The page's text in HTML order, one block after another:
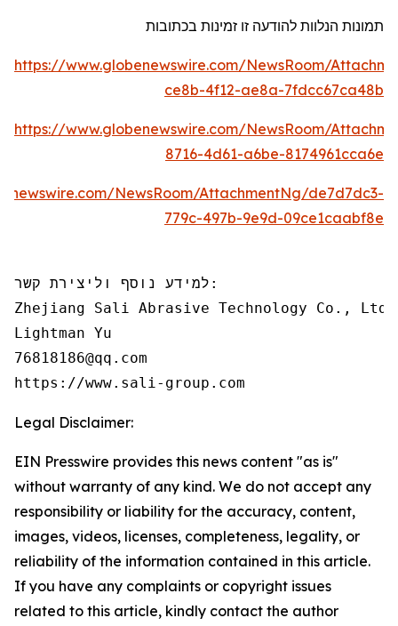
תמונות הנלוות להודעה זו זמינות בכתובות
https://www.globenewswire.com/NewsRoom/
ce8b-4f12-ae8a-7fdcc67ca48b
https://www.globenewswire.com/NewsRoom/
8716-4d61-a6be-8174961cca6e
NewsRoom/AttachmentNg/de7d7dc3-
779c-497b-9e9d-09ce1caabf8e
למידע נוסף וליצירת קשר:
Zhejiang Sali Abrasive Technology Co., Ltd
Lightman Yu
76818186@qq.com
https://www.sali-group.com
Legal Disclaimer:
EIN Presswire provides this news content "as is"
without warranty of any kind. We do not accept any
responsibility or liability for the accuracy, content,
images, videos, licenses, completeness, legality, or
reliability of the information contained in this article.
If you have any complaints or copyright issues
related to this article, kindly contact the author